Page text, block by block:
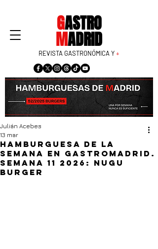
GASTRO
MADRID
REVISTA GASTRONÓMICA Y+
Hamburguesa de la
semana en GastroMadrid.
Semana 11 2026: Nugu
Burger
Julián Acebes
13 mar